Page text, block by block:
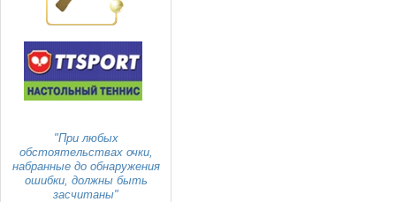
"При любых
обстоятельствах очки,
набранные до обнаружения
ошибки, должны быть
засчитаны"